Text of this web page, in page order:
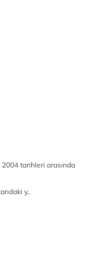
tarihleri arasında
y..